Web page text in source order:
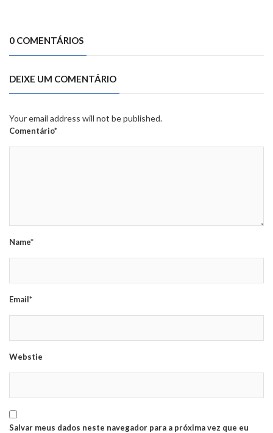
0 COMENTÁRIOS
DEIXE UM COMENTÁRIO
Your email address will not be published.
Comentário*
Name*
Email*
Webstie
Salvar meus dados neste navegador para a próxima vez que eu